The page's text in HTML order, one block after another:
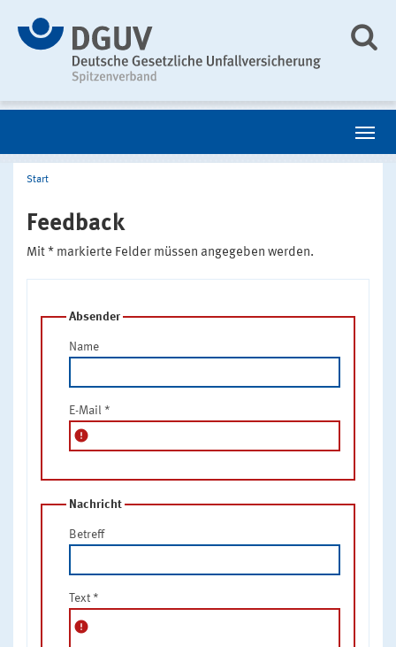
Start
Feedback
Mit * markierte Felder müssen angegeben werden.
Absender
Name
E-Mail *
error
Nachricht
Betreff
Text *
error